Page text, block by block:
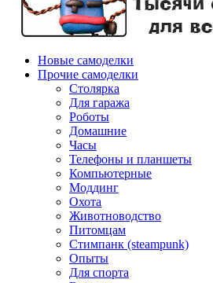
Новые самоделки
Прочие самоделки
Столярка
Для гаража
Роботы
Домашние
Часы
Телефоны и планшеты
Компьютерные
Моддинг
Охота
Животноводство
Питомцам
Стимпанк (steampunk)
Опыты
Для спорта